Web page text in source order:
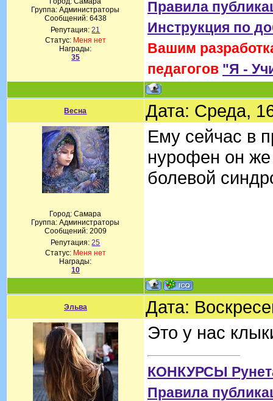
Группа: Администраторы
Сообщений: 6438
Репутация:21
Статус: Меня нет
Награды:
35
Правила
Инструкция по
Вашим
педагогов "Я -
Весна Дата: Среда,
Город: Самара
Группа: Администраторы
Сообщений: 2009
Репутация:25
Статус: Меня нет
Награды:
10
Ему сейчас в
нурофен он же
болевой
Эльва Дата:
Это у нас
КОНКУРСЫ
Правила